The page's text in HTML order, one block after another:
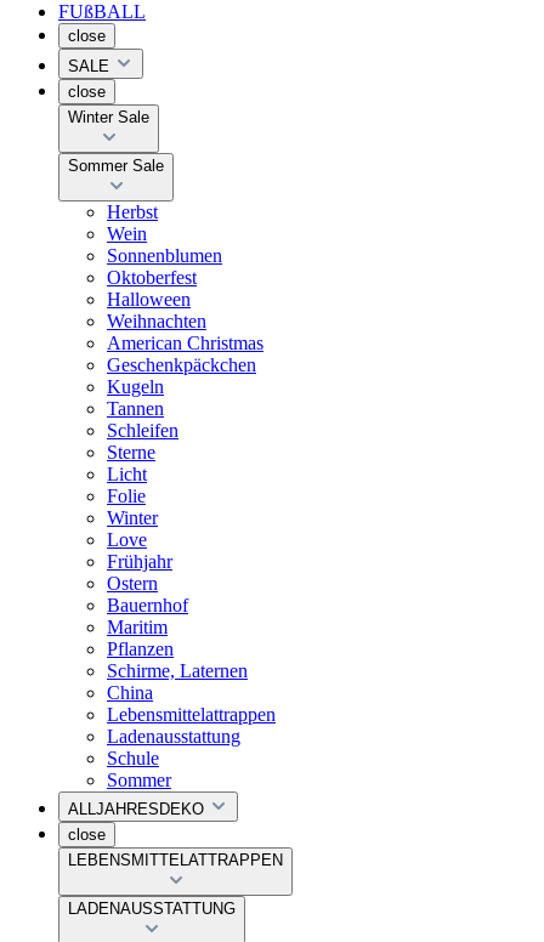
FUßBALL
close
SALE
close
Winter Sale
Sommer Sale
Herbst
Wein
Sonnenblumen
Oktoberfest
Halloween
Weihnachten
American Christmas
Geschenkpäckchen
Kugeln
Tannen
Schleifen
Sterne
Licht
Folie
Winter
Love
Frühjahr
Ostern
Bauernhof
Maritim
Pflanzen
Schirme, Laternen
China
Lebensmittelattrappen
Ladenausstattung
Schule
Sommer
ALLJAHRESDEKO
close
LEBENSMITTELATTRAPPEN
LADENAUSSTATTUNG